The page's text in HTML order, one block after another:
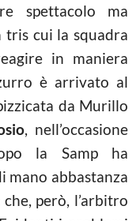
spettacolo ma
tris cui la squadra
in maniera
è arrivato al
da Murillo
, nell’occasione
la Samp ha
mano abbastanza
però, l’arbitro